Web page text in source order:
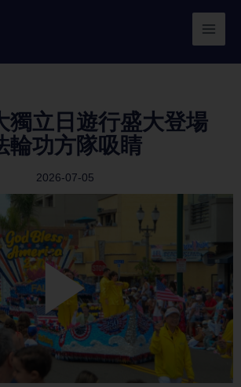
獨立日遊行盛大登場
輪功方隊吸睛
2026-07-05
Play